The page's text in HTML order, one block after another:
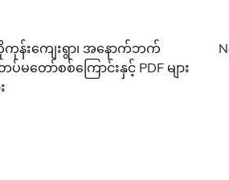
ကုန်းကျေးရွာ၊ အနောက်ဘက်
ပ်မတော်စစ်ကြောင်းနှင့် PDF များ